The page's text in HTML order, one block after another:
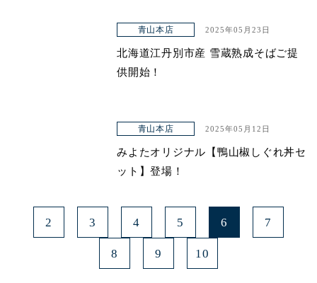
青山本店 2025年05月23日
北海道江丹別市産 雪蔵熟成そばご提
供開始！
青山本店 2025年05月12日
みよたオリジナル【鴨山椒しぐれ丼セ
ット】登場！
2 3 4 5 6 7
8 9 10